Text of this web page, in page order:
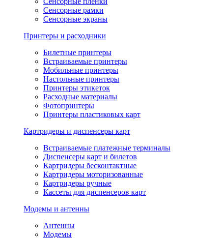
Сенсорные рамки
Сенсорные экраны
Принтеры и расходники
Билетные принтеры
Встраиваемые принтеры
Мобильные принтеры
Настольные принтеры
Принтеры этикеток
Расходные материалы
Фотопринтеры
Принтеры пластиковых карт
Картридеры и диспенсеры карт
Встраиваемые платежные терминалы
Диспенсеры карт и билетов
Картридеры бесконтактные
Картридеры моторизованные
Картридеры ручные
Кассеты для диспенсеров карт
Модемы и антенны
Антенны
Модемы